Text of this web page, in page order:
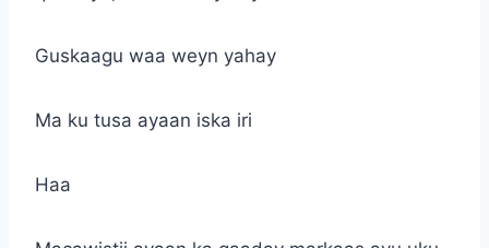
Guskaagu waa weyn yahay
Ma ku tusa ayaan iska iri
Haa